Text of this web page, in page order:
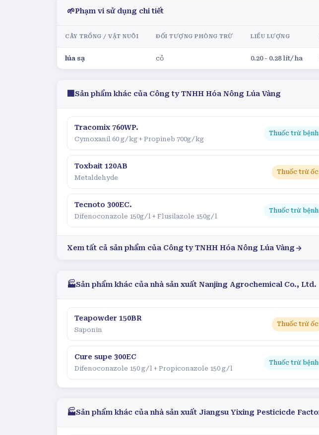
🌱Phạm vi sử dụng chi tiết
CÂY TRỒNG / VẬT NUÔI ĐỐI TƯỢNG PHÒNG TRỪ LIỀU LƯỢNG
lúa sạ cỏ 0.20 - 0.28 lít/ha
🏢 Sản phẩm khác của Công ty TNHH Hóa Nông Lúa Vàng
Tracomix 760WP.
Cymoxanil 60 g/kg + Propineb 700g/kg
Thuốc trừ bệnh
Toxbait 120AB
Metaldehyde
Thuốc trừ ốc
Tecnoto 300EC.
Difenoconazole 150g/l + Flusilazole 150g/l
Thuốc trừ bệnh
Xem tất cả sản phẩm của Công ty TNHH Hóa Nông Lúa Vàng
🏭Sản phẩm khác của nhà sản xuất Nanjing Agrochemical Co., Ltd.
Teapowder 150BR
Saponin
Thuốc trừ ốc
Cure supe 300EC
Difenoconazole 150 g/l + Propiconazole 150 g/l
Thuốc trừ bệnh
🏭Sản phẩm khác của nhà sản xuất Jiangsu Yixing Pesticicde